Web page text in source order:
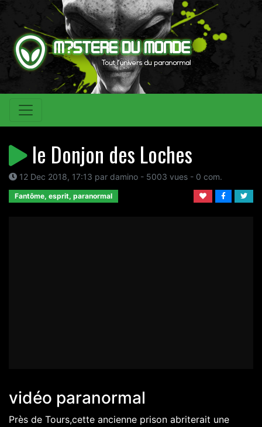
le Donjon des Loches
12 Dec 2018, 17:13 par damino - 5003 vues - 0 com.
Fantôme, esprit, paranormal
vidéo paranormal
Près de Tours,cette ancienne prison abriterait une